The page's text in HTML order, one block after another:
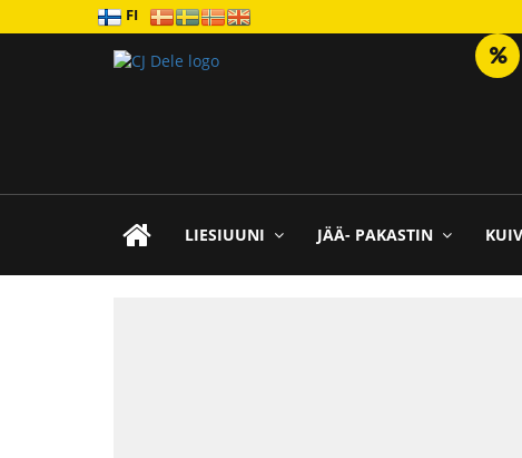
FI
LIESIUUNI JÄÄ- PAKASTIN